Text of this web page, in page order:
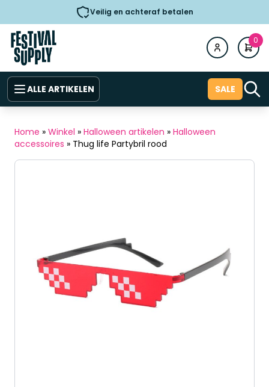
Veilig en achteraf betalen
0
ALLE ARTIKELEN SALE
Home » Winkel » Halloween artikelen » Halloween
accessoires » Thug life Partybril rood